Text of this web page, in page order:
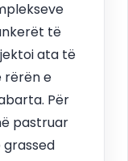
të
ata të
rërën e
Për
pastruar